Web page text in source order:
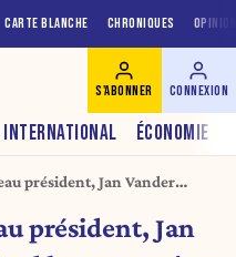
CARTE BLANCHE CHRONIQUES
INTERNATIONAL ÉCONOMIE
S'ABONNER CONNEXION
président, Jan Vander
président, Jan